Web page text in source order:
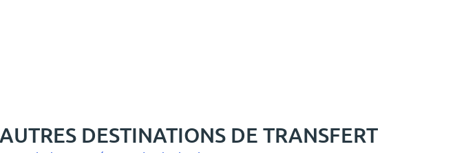
AUTRES DESTINATIONS DE TRANSFERT